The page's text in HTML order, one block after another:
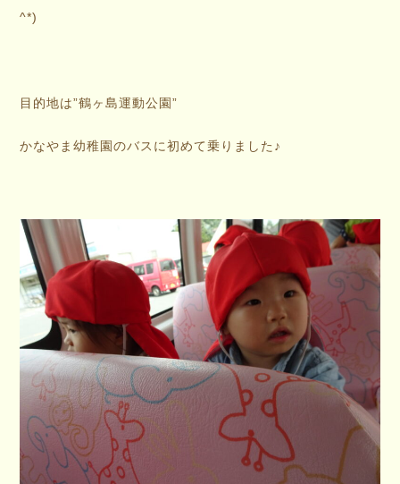
^*)
目的地は”鶴ヶ島運動公園”
かなやま幼稚園のバスに初めて乗りました♪